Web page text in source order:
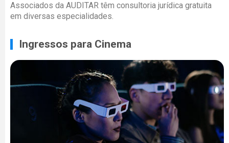
Associados da AUDITAR têm consultoria jurídica gratuita
em diversas especialidades.
Ingressos para Cinema